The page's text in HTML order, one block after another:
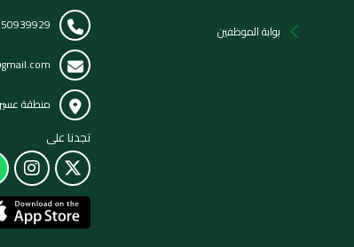
بوابة الموظفين
منطقة
تجدنا على